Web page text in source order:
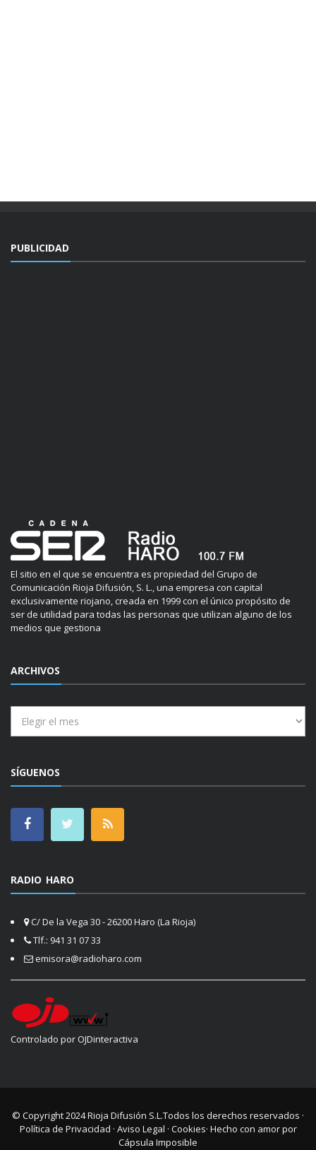
PUBLICIDAD
El sitio en el que se encuentra es propiedad del Grupo de
Comunicación Rioja Difusión, S. L., una empresa con capital
exclusivamente riojano, creada en 1999 con el único propósito de
ser de utilidad para todas las personas que utilizan alguno de los
medios que gestiona
ARCHIVOS
SÍGUENOS
RADIO HARO
C/ De la Vega 30 - 26200 Haro (La Rioja)
Tlf.: 941 31 07 33
emisora@radioharo.com
Controlado por OJDinteractiva
© Copyright 2024Rioja Difusión S.L.Todos los derechos reservados ·
Política de Privacidad · Aviso Legal · Cookies· Hecho con amor por
Cápsula Imposible